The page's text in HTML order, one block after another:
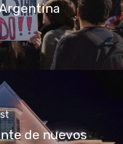
de nuevos